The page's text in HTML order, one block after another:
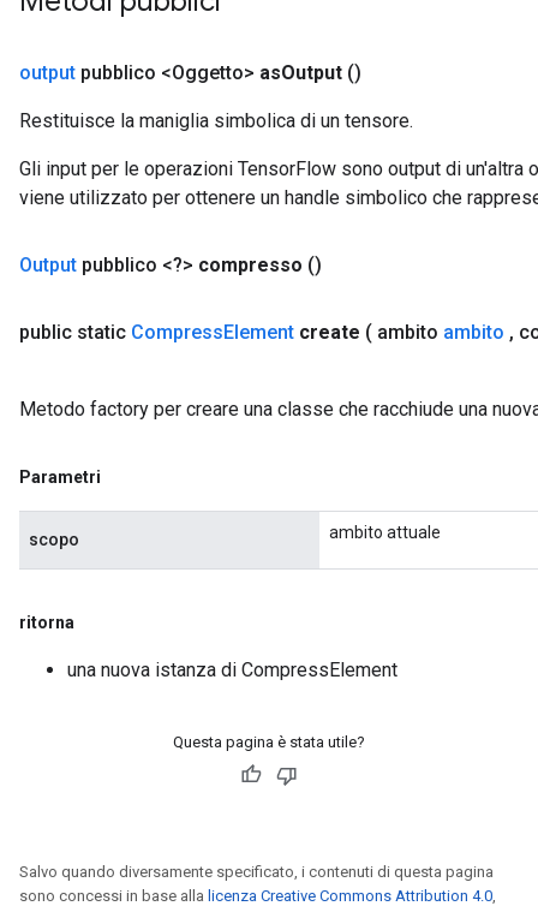
output pubblico <Oggetto> asOutput ()
Restituisce la maniglia simbolica di un tensore.
Gli input per le operazioni TensorFlow sono output di un'altra
viene utilizzato per ottenere un handle simbolico che
Output pubblico <?> compresso ()
public static CompressElement create ( ambito ambito ,
Metodo factory per creare una classe che racchiude una
Parametri
scopo ambito attuale
ritorna
una nuova istanza di CompressElement
Questa pagina è stata utile?
Salvo quando diversamente specificato, i contenuti di questa pagina
sono concessi in base alla licenza Creative Commons Attribution 4.0,